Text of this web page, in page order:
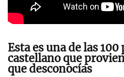
Esta es una de las 100
castellano que
que desconocías